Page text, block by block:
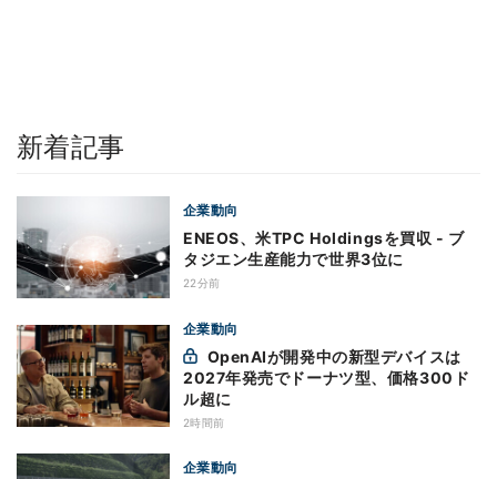
新着記事
企業動向
ENEOS、米TPC Holdingsを買収 - ブ
タジエン生産能力で世界3位に
22分前
企業動向
2027年発売でドーナツ型、価格300ド
ル超に
2時間前
企業動向